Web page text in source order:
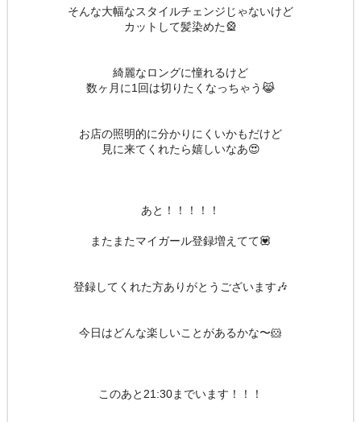
そんな大幅なスタイルチェンジじゃないけど
カットして髪染めた🎡
綺麗なロングに憧れるけど
数ヶ月に1回は切りたくなっちゃう😹
お店の照明的に分かりにくいかもだけど
見に来てくれたら嬉しいなあ😍
あと！！！！！
またまたマイガール登録増えてて💟
登録してくれた方ありがとうございます🎶
今日はどんな楽しいことがあるかな〜🐹
このあと21:30までいます！！！